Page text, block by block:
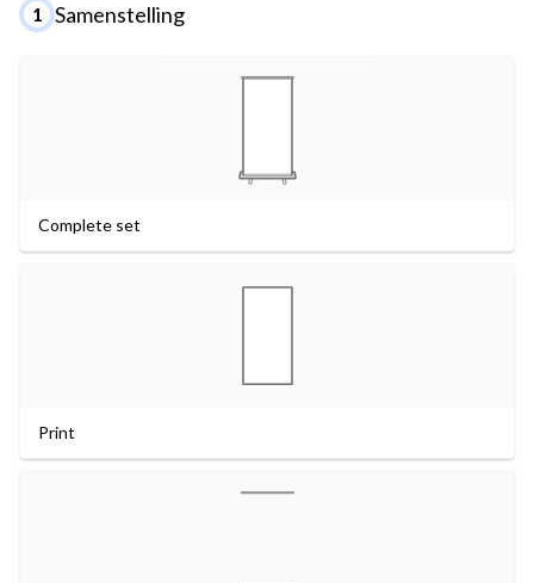
1 Samenstelling
Complete set
Print